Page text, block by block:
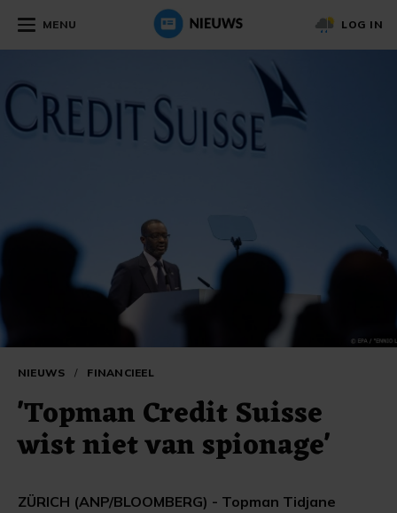
MENU LOG IN
NIEUWS / FINANCIEEL
'Topman Credit Suisse
wist niet van spionage'
ZÜRICH (ANP/BLOOMBERG) - Topman Tidjane